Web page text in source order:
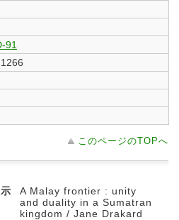
91
このページのTOPへ
A Malay frontier : unity
and duality in a Sumatran
kingdom / Jane Drakard